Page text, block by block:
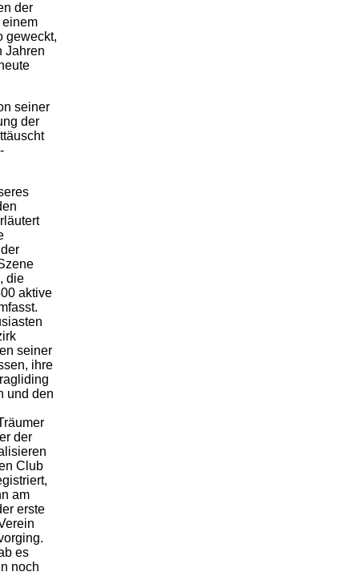
der
geweckt,
Jahren
seiner
der
die
aktive
seiner
ihre
und den
der
Club
am
erste
es
noch